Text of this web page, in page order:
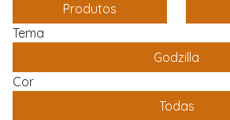
Produtos
Tema
Godzilla
Cor
Todas